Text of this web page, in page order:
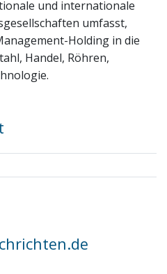
und internationale
umfasst,
Holding in die
Handel, Röhren,